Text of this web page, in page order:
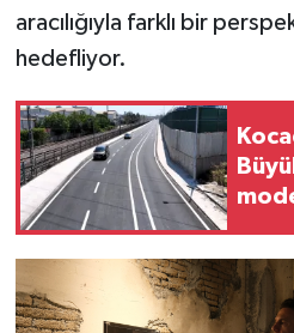
aracılığıyla farklı bir
hedefliyor.